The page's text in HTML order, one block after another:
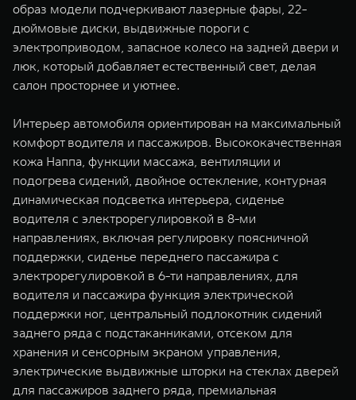
образ модели подчеркивают лазерные фары, 22-
дюймовые диски, выдвижные пороги с
электроприводом, запасное колесо на задней двери и
люк, который добавляет естественный свет, делая
салон просторнее и уютнее.
Интерьер автомобиля ориентирован на максимальный
комфорт водителя и пассажиров. Высококачественная
кожа Наппа, функции массажа, вентиляции и
подогрева сидений, двойное остекление, контурная
динамическая подсветка интерьера, сиденье
водителя с электрорегулировкой в 8-ми
направлениях, включая регулировку поясничной
поддержки, сиденье переднего пассажира с
электрорегулировкой в 6-ти направлениях, для
водителя и пассажира функция электрической
поддержки ног, центральный подлокотник сидений
заднего ряда с подстаканниками, отсеком для
хранения и сенсорным экраном управления,
электрические выдвижные шторки на стеклах дверей
для пассажиров заднего ряда, премиальная